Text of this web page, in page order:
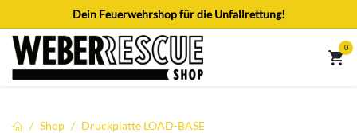
Zum Inhalt springenDein Feuerwehrshop für die Unfallrettung!
0
Shop Druckplatte LOAD-BASE